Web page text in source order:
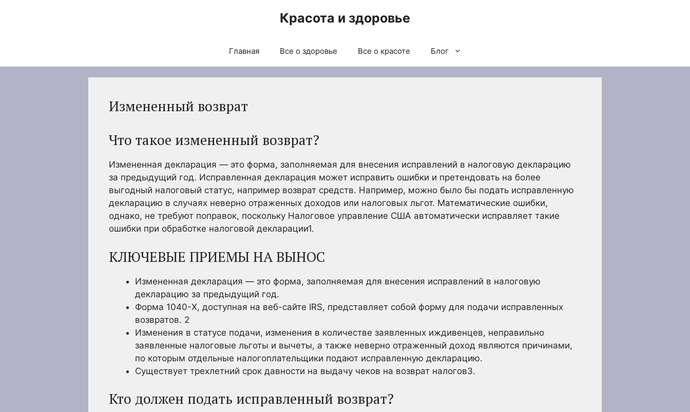
Красота и здоровье
Главная Все о здоровье Все о красоте Блог
Измененный возврат
Что такое измененный возврат?
Измененная декларация — это форма, заполняемая для внесения исправлений в налоговую декларацию
за предыдущий год. Исправленная декларация может исправить ошибки и претендовать на более
выгодный налоговый статус, например возврат средств. Например, можно было бы подать исправленную
декларацию в случаях неверно отраженных доходов или налоговых льгот. Математические ошибки,
однако, не требуют поправок, поскольку Налоговое управление США автоматически исправляет такие
ошибки при обработке налоговой декларации1.
КЛЮЧЕВЫЕ ПРИЕМЫ НА ВЫНОС
Измененная декларация — это форма, заполняемая для внесения исправлений в налоговую
декларацию за предыдущий год.
Форма 1040-X, доступная на веб-сайте IRS, представляет собой форму для подачи исправленных
возвратов. 2
Изменения в статусе подачи, изменения в количестве заявленных иждивенцев, неправильно
заявленные налоговые льготы и вычеты, а также неверно отраженный доход являются причинами,
по которым отдельные налогоплательщики подают исправленную декларацию.
Существует трехлетний срок давности на выдачу чеков на возврат налогов3.
Кто должен подать исправленный возврат?